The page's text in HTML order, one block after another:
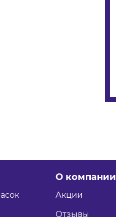
О компании
Акции
Отзывы